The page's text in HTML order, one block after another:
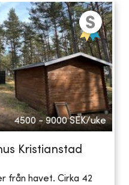
4500 - 9000 SEK/uke
Kristianstad
från havet. Cirka 42